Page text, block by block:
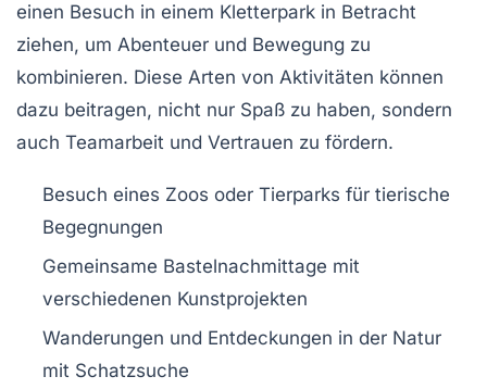
einen Besuch in einem Kletterpark in Betracht
ziehen, um Abenteuer und Bewegung zu
kombinieren. Diese Arten von Aktivitäten können
dazu beitragen, nicht nur Spaß zu haben, sondern
auch Teamarbeit und Vertrauen zu fördern.
Besuch eines Zoos oder Tierparks für tierische
Begegnungen
Gemeinsame Bastelnachmittage mit
verschiedenen Kunstprojekten
Wanderungen und Entdeckungen in der Natur
mit Schatzsuche